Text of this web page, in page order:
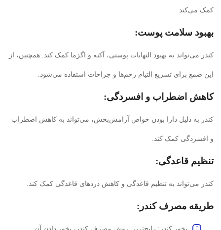
کمک می‌کند.
بهبود سلامت پوست:
کندر می‌تواند به بهبود التهابات پوستی، آکنه و اگزما کمک کند. همچنین، از
این صمغ برای تسریع التیام زخم‌ها و جراحات استفاده می‌شود.
کاهش اضطراب و افسردگی:
کندر به دلیل دارا بودن خواص آرامش‌بخش، می‌تواند به کاهش اضطراب
و افسردگی کمک کند.
تنظیم قاعدگی:
کندر می‌تواند به تنظیم قاعدگی و کاهش دردهای قاعدگی کمک کند.
طریقه مصرف کندر: